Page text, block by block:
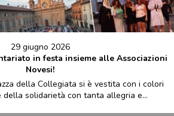
29 giugno 2026
in festa insieme alle Associazioni
Novesi!
della Collegiata si è vestita con i colori
solidarietà con tanta allegria e...